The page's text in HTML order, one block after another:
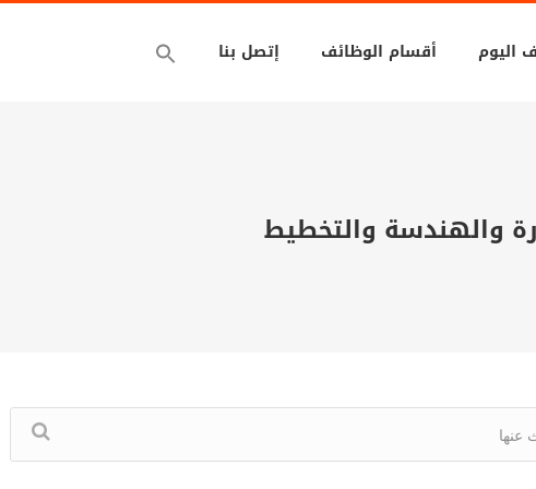
اليوم أقسام الوظائف إتصل بنا
والهندسة والتخطيط